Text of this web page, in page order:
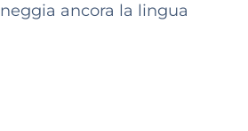
ancora la lingua